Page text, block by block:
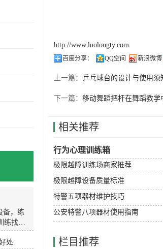
http://www.luolongty.com
百度分享： QQ空间 新浪微博
上一篇： 乒乓球台的设计与使用须
下一篇： 移动舞蹈把杆在舞蹈教学
相关推荐
行为心理训练箱
极限越障训练场商家推荐
极限越障设备质量标准
特警五项器材维护技巧
公安特警八项器材使用指南
栏目推荐
备，练
练找到
。今天
水训
处